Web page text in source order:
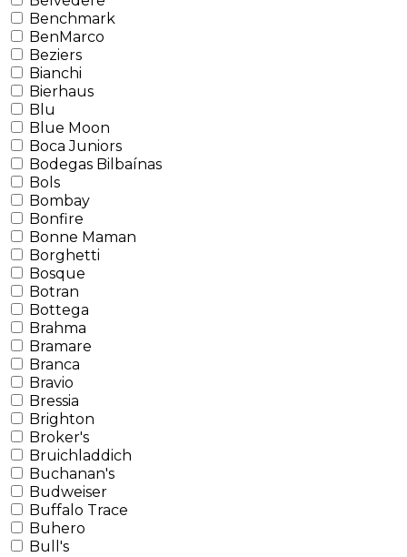
Benchmark
BenMarco
Beziers
Bianchi
Bierhaus
Blu
Blue Moon
Boca Juniors
Bodegas Bilbaínas
Bols
Bombay
Bonfire
Bonne Maman
Borghetti
Bosque
Botran
Bottega
Brahma
Bramare
Branca
Bravio
Bressia
Brighton
Broker's
Bruichladdich
Buchanan's
Budweiser
Buffalo Trace
Buhero
Bull's